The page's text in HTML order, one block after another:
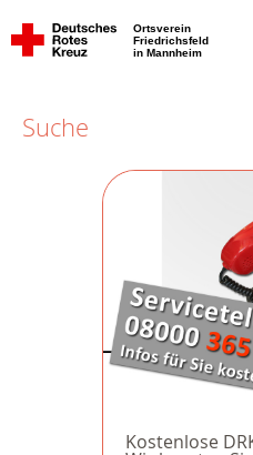
Ortsverein
Friedrichsfeld
in Mannheim
Suche
Kostenlose